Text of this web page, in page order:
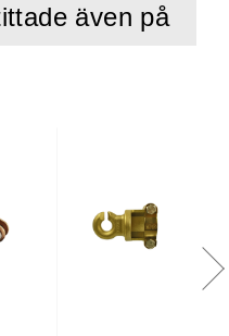
även på